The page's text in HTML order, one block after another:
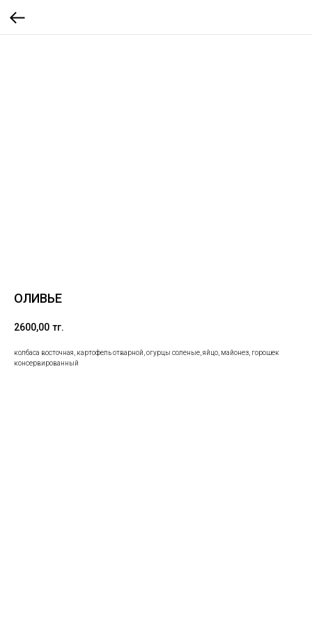
ОЛИВЬЕ
2600,00 тг.
колбаса восточная, картофель отварной, огурцы соленые, яйцо, майонез, горошек
консервированный